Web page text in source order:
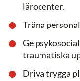
lärocenter.
Träna
Ge
traumatiska
Driva trygga